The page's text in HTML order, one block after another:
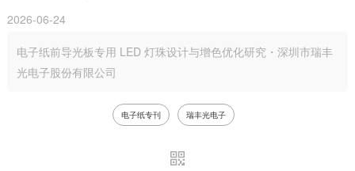
2026-06-24
电子纸前导光板专用 LED 灯珠设计与增色优化研究・深圳市瑞丰
光电子股份有限公司
电子纸专刊 瑞丰光电子